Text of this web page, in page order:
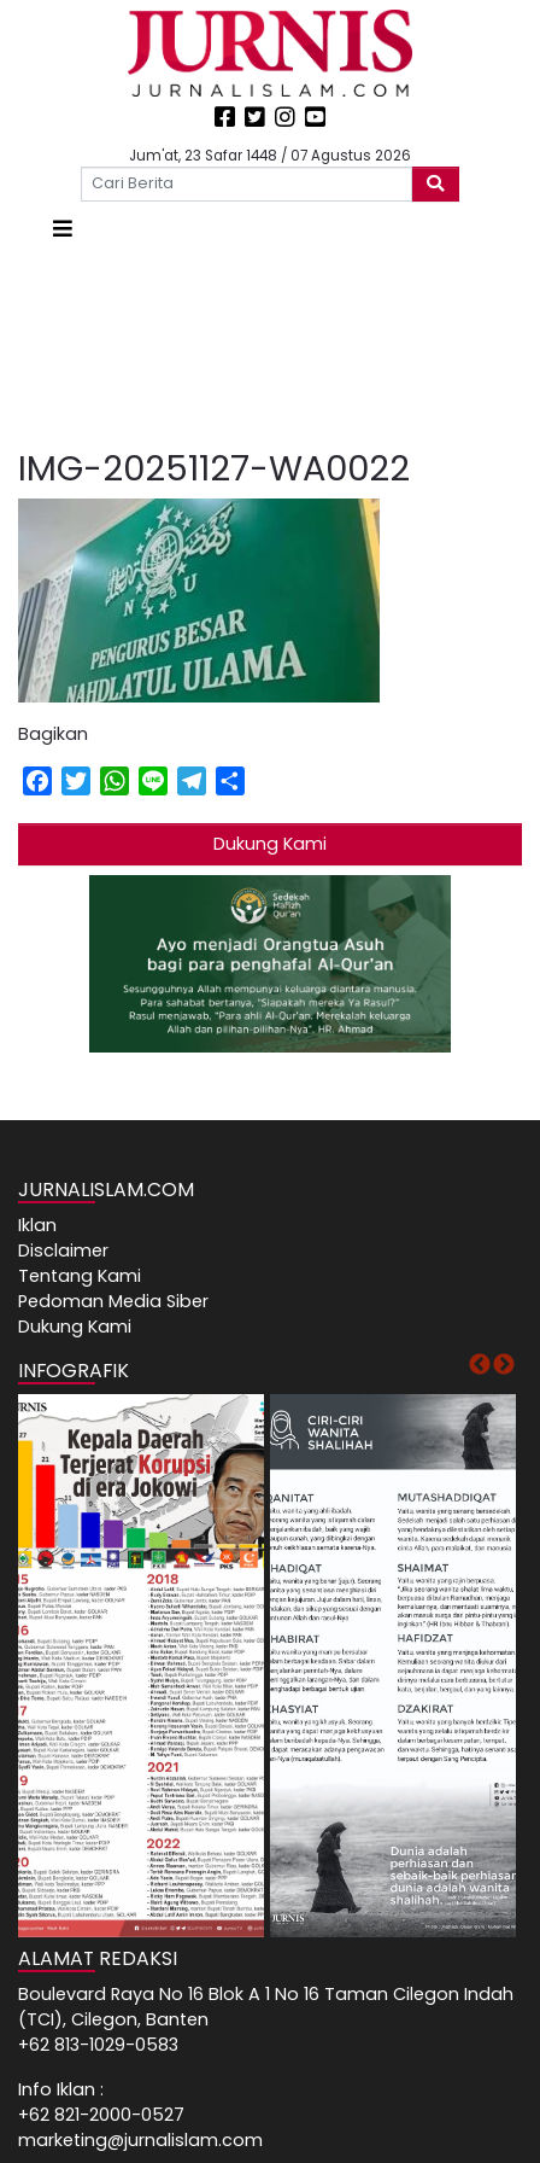
Jum'at, 23 Safar 1448 / 07 Agustus 2026
IMG-20251127-WA0022
Bagikan
Facebook
TwitterWhatsApp
Line Telegram
Dukung Kami
JURNALISLAM.COM
Iklan
Disclaimer
Tentang Kami
Pedoman Media Siber
Dukung Kami
INFOGRAFIK
ALAMAT REDAKSI
Boulevard Raya No 16 Blok A 1 No 16 Taman Cilegon Indah
(TCI), Cilegon, Banten
+62 813-1029-0583
Info Iklan :
+62 821-2000-0527
marketing@jurnalislam.com